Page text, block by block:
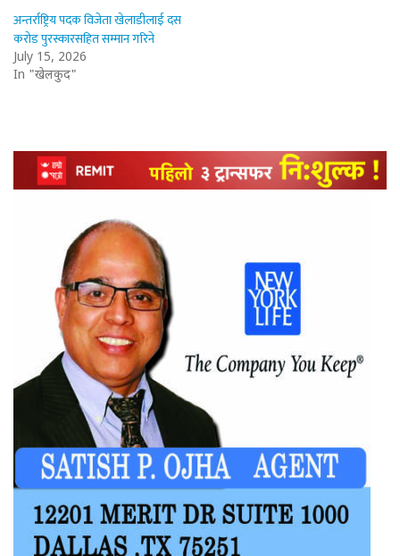
अन्तर्राष्ट्रिय पदक विजेता खेलाडीलाई दस
करोड पुरस्कारसहित सम्मान गरिने
July 15, 2026
In "खेलकुद"